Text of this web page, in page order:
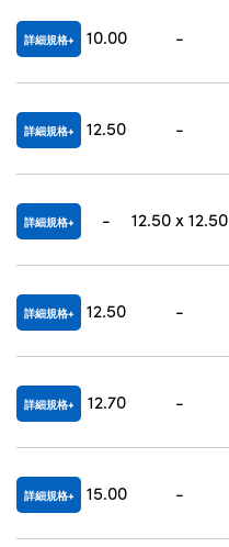
詳細規格 10.00 -
詳細規格 12.50 -
詳細規格 - 12.50 x 12.50
詳細規格 12.50 -
詳細規格 12.70 -
詳細規格 15.00 -